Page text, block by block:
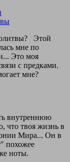
Этой
мне по
Это моя
с предками.
мне?
внутреннюю
что твоя жизнь в
Мира... Он в
похожее
ноты.